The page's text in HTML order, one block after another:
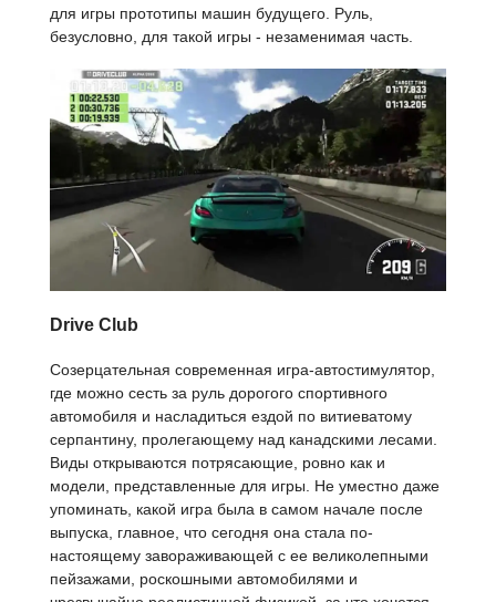
для игры прототипы машин будущего. Руль,
безусловно, для такой игры - незаменимая часть.
Drive Club
Созерцательная современная игра-автостимулятор,
где можно сесть за руль дорогого спортивного
автомобиля и насладиться ездой по витиеватому
серпантину, пролегающему над канадскими лесами.
Виды открываются потрясающие, ровно как и
модели, представленные для игры. Не уместно даже
упоминать, какой игра была в самом начале после
выпуска, главное, что сегодня она стала по-
настоящему завораживающей с ее великолепными
пейзажами, роскошными автомобилями и